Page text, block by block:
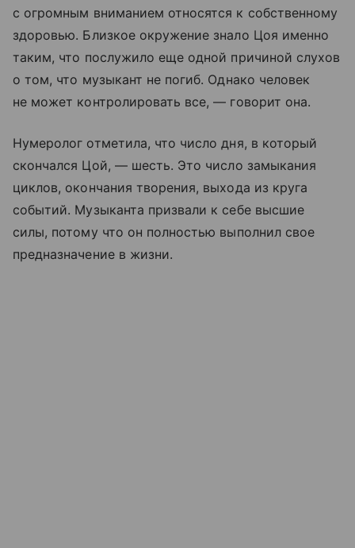
с огромным вниманием относятся к собственному
здоровью. Близкое окружение знало Цоя именно
таким, что послужило еще одной причиной слухов
о том, что музыкант не погиб. Однако человек
не может контролировать все, — говорит она.
Нумеролог отметила, что число дня, в который
скончался Цой, — шесть. Это число замыкания
циклов, окончания творения, выхода из круга
событий. Музыканта призвали к себе высшие
силы, потому что он полностью выполнил свое
предназначение в жизни.